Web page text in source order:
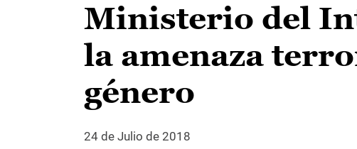
Ministerio del
la amenaza
género
24 de Julio de 2018